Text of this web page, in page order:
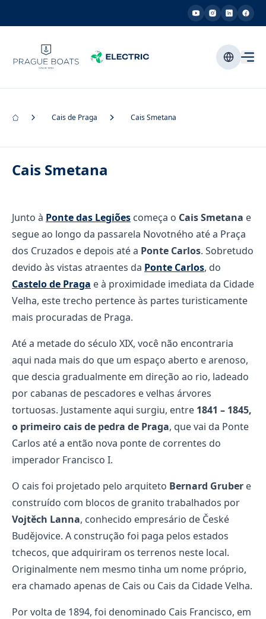
Cais de Praga Cais Smetana
Cais Smetana
Junto à Ponte das Legiões começa o Cais Smetana e
segue ao longo da passarela Novotného até a Praça
dos Cruzados e depois até a Ponte Carlos. Sobretudo
devido às vistas atraentes da Ponte Carlos, do
Castelo de Praga e à proximidade imediata da Cidade
Velha, este trecho pertence às partes turisticamente
mais procuradas de Praga.
Até a metade do século XIX, você não encontraria
aqui nada mais do que um espaço aberto e arenoso,
que descia gradualmente em direção ao rio, ladeado
por cabanas de pescadores e velhas árvores
tortuosas. Justamente aqui surgiu, entre 1841 – 1845,
o primeiro cais de pedra de Praga, que vai da Ponte
Carlos até a então nova ponte de correntes do
imperador Francisco I.
O cais foi projetado pelo arquiteto Bernard Gruber e
construído com blocos de granito trabalhados por
Vojtěch Lanna, conhecido empresário de České
Budějovice. A construção foi paga pelos estados
tchecos, que adquiriram os terrenos neste local.
Originalmente nem mesmo tinha um nome próprio,
era chamado apenas de Cais ou Cais da Cidade Velha.
Por volta de 1894, foi denominado Cais Francisco, em